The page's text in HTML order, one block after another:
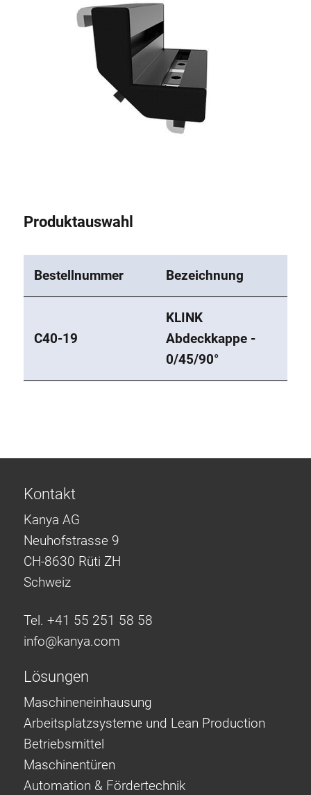
Produktauswahl
Bestellnummer Bezeichnung
C40-19
KLINK
Abdeckkappe -
0/45/90°
Kontakt
Kanya AG
Neuhofstrasse 9
CH-8630 Rüti ZH
Schweiz
Tel. +41 55 251 58 58
info@kanya.com
Lösungen
Maschineneinhausung
Arbeitsplatzsysteme und Lean Production
Betriebsmittel
Maschinentüren
Automation & Fördertechnik